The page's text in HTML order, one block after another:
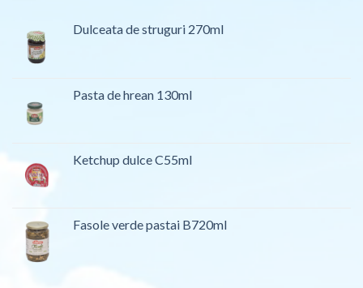
Dulceata de struguri 270ml
Pasta de hrean 130ml
Ketchup dulce C55ml
Fasole verde pastai B720ml